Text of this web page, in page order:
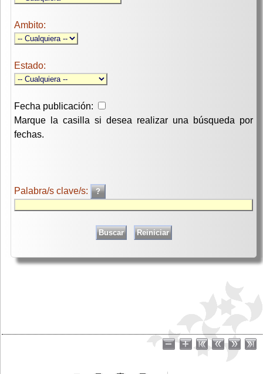
Ambito:
Estado:
Fecha publicación:
Marque la casilla si desea realizar una búsqueda por
fechas.
Palabra/s clave/s: